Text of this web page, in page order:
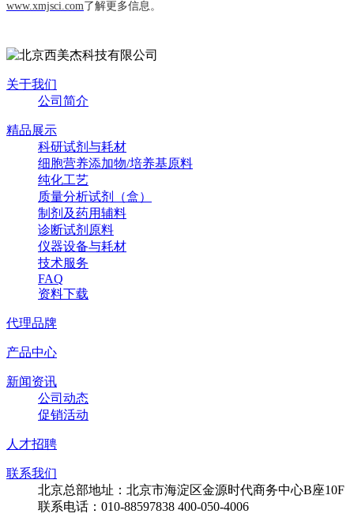
www.xmjsci.com了解更多信息。
关于我们
公司简介
精品展示
科研试剂与耗材
细胞营养添加物/培养基原料
纯化工艺
质量分析试剂（盒）
制剂及药用辅料
诊断试剂原料
仪器设备与耗材
技术服务
FAQ
资料下载
代理品牌
产品中心
新闻资讯
公司动态
促销活动
人才招聘
联系我们
北京总部地址：北京市海淀区金源时代商务中心B座10F
联系电话：010-88597838 400-050-4006